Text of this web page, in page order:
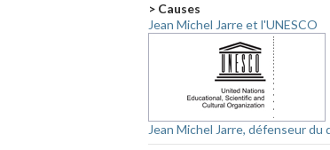
> Causes
Jean Michel Jarre et l'UNESCO
Jean Michel Jarre, défenseur